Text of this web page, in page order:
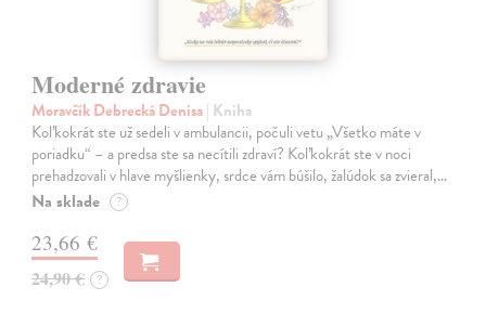
Moderné zdravie
Moravčík Debrecká Denisa| Kniha
Koľkokrát ste už sedeli v ambulancii, počuli vetu „Všetko máte v
poriadku“ – a predsa ste sa necítili zdraví? Koľkokrát ste v noci
prehadzovali v hlave myšlienky, srdce vám búšilo, žalúdok sa zvieral,…
Na sklade ?
23,66 €
24,90 € ?